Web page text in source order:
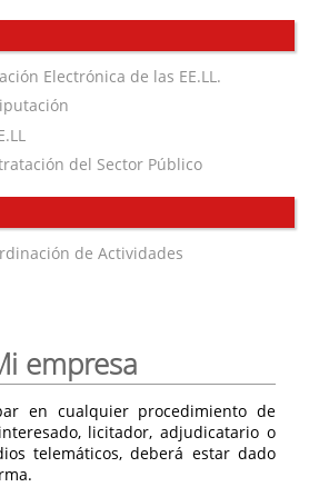
Electrónica de las EE.LL.
del Sector Público
de Actividades
empresa
en cualquier procedimiento de
licitador, adjudicatario o
telemáticos, deberá estar dado